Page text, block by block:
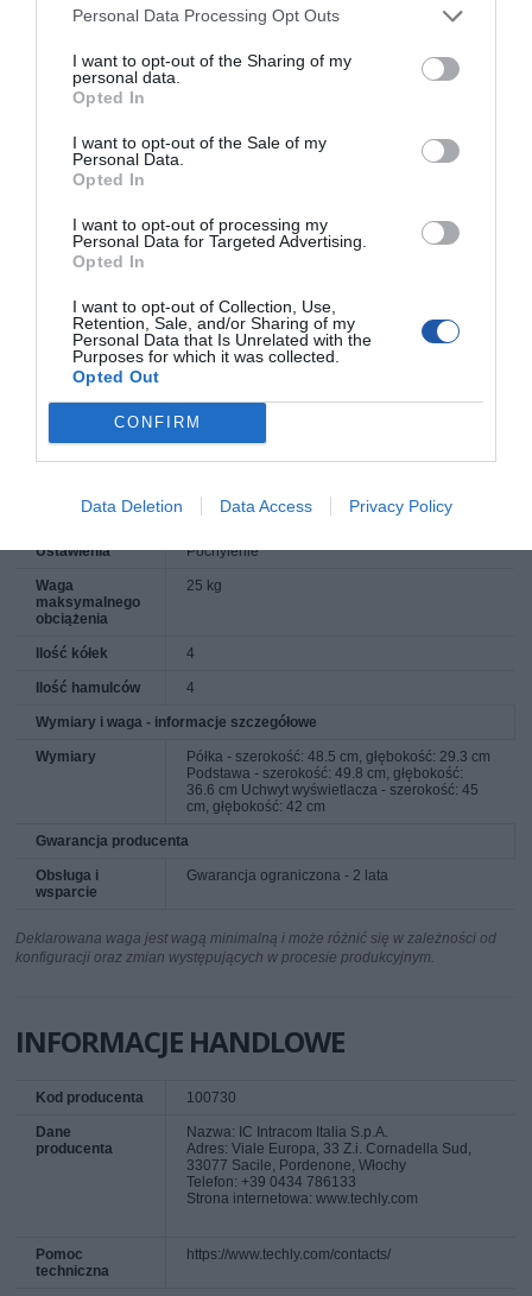
Personal Data Processing Opt Outs
I want to opt-out of the Sharing of my
personal data.
Opted In
I want to opt-out of the Sale of my
Personal Data.
Opted In
I want to opt-out of processing my
Personal Data for Targeted Advertising.
Opted In
I want to opt-out of Collection, Use,
Retention, Sale, and/or Sharing of my
Personal Data that Is Unrelated with the
Purposes for which it was collected.
Opted Out
CONFIRM
Data Deletion Data Access Privacy Policy
Ogólne
Czarny
Meble do sprzętu audiowizualnego
Zalecane użycie Panel płaski
VESA
400 mm, 200 x 100 mm, 300 x 300 mm, 100 x
200 mm, 120 x 180 mm, 200 x 300 mm
Ilość półek 1
Zalecany
rozmiar stolika
23"-55"
Nachylenie -15° do 15°
Ustawienia Pochylenie
Waga
maksymalnego
obciążenia
25 kg
Ilość kółek 4
Ilość hamulców 4
Wymiary i waga - informacje szczegółowe
Wymiary
Półka - szerokość: 48.5 cm, głębokość: 29.3 cm
Podstawa - szerokość: 49.8 cm, głębokość:
36.6 cm Uchwyt wyświetlacza - szerokość: 45
cm, głębokość: 42 cm
Gwarancja producenta
Obsługa i
wsparcie
Gwarancja ograniczona - 2 lata
Deklarowana waga jest wagą minimalną i może różnić się w zależności od
konfiguracji oraz zmian występujących w procesie produkcyjnym.
INFORMACJE HANDLOWE
Kod producenta 100730
Dane
producenta
Nazwa: IC Intracom Italia S.p.A.
Adres: Viale Europa, 33 Z.i. Cornadella Sud,
33077 Sacile, Pordenone, Włochy
Telefon: +39 0434 786133
Strona internetowa: www.techly.com
Pomoc
techniczna
https://www.techly.com/contacts/